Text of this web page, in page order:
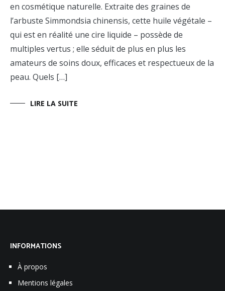
soin
de
sa
peau
en cosmétique naturelle. Extraite des graines de
l’arbuste Simmondsia chinensis, cette huile végétale –
qui est en réalité une cire liquide – possède de
multiples vertus ; elle séduit de plus en plus les
amateurs de soins doux, efficaces et respectueux de la
peau. Quels […]
LIRE LA SUITE
INFORMATIONS
À propos
Mentions légales